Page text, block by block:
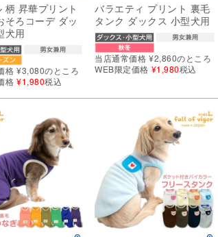
柄 昇華プリント
そろコーデ ダッ
犬用
格 ¥3,080のところ
格 ¥1,980税込
バラエティ プリント 裏毛
タンク ダックス 小型犬用
当店通常価格 ¥2,860のところ
WEB限定価格 ¥1,980税込